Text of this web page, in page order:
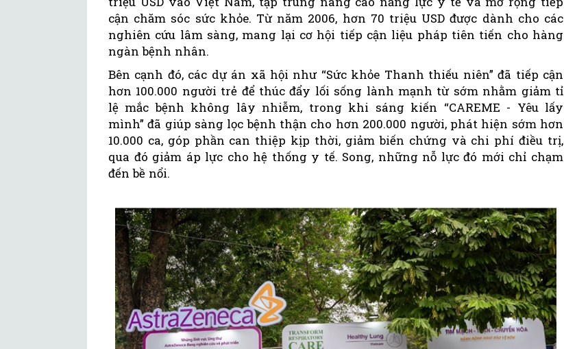
cận chăm sóc sức khỏe. Từ năm 2006, hơn 70 triệu USD được dành cho các
nghiên cứu lâm sàng, mang lại cơ hội tiếp cận liệu pháp tiên tiến cho hàng
ngàn bệnh nhân.
Bên cạnh đó, các dự án xã hội như “Sức khỏe Thanh thiếu niên” đã tiếp cận
hơn 100.000 người trẻ để thúc đẩy lối sống lành mạnh từ sớm nhằm giảm tỉ
lệ mắc bệnh không lây nhiễm, trong khi sáng kiến “CAREME - Yêu lấy
mình” đã giúp sàng lọc bệnh thận cho hơn 200.000 người, phát hiện sớm hơn
10.000 ca, góp phần can thiệp kịp thời, giảm biến chứng và chi phí điều trị,
qua đó giảm áp lực cho hệ thống y tế. Song, những nỗ lực đó mới chỉ chạm
đến bề nổi.